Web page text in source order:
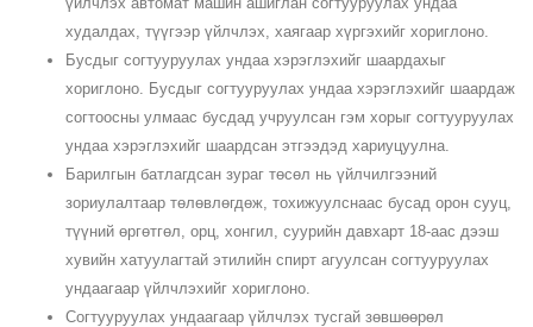
худалдах, түүгээр үйлчлэх, хаягаар хүргэхийг хориглоно.
Бусдыг согтууруулах ундаа хэрэглэхийг шаардахыг
хориглоно. Бусдыг согтууруулах ундаа хэрэглэхийг шаардаж
согтоосны улмаас бусдад учруулсан гэм хорыг согтууруулах
ундаа хэрэглэхийг шаардсан этгээдэд хариуцуулна.
Барилгын батлагдсан зураг төсөл нь үйлчилгээний
зориулалтаар төлөвлөгдөж, тохижуулснаас бусад орон сууц,
түүний өргөтгөл, орц, хонгил, суурийн давхарт 18-аас дээш
хувийн хатуулагтай этилийн спирт агуулсан согтууруулах
ундаагаар үйлчлэхийг хориглоно.
Согтууруулах ундаагаар үйлчлэх тусгай зөвшөөрөл